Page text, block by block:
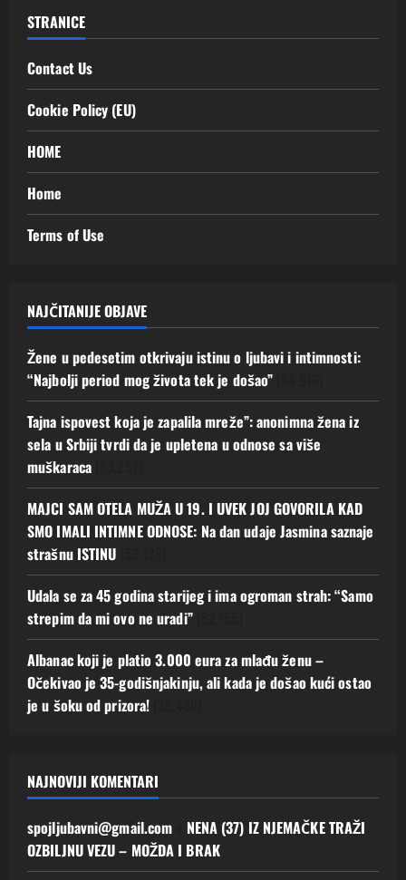
STRANICE
Contact Us
Cookie Policy (EU)
HOME
Home
Terms of Use
NAJČITANIJE OBJAVE
Žene u pedesetim otkrivaju istinu o ljubavi i intimnosti:
“Najbolji period mog života tek je došao”
Tajna ispovest koja je zapalila mreže”: anonimna žena iz
sela u Srbiji tvrdi da je upletena u odnose sa više
muškaraca
MAJCI SAM OTELA MUŽA U 19. I UVEK JOJ GOVORILA KAD
SMO IMALI INTIMNE ODNOSE: Na dan udaje Jasmina saznaje
strašnu ISTINU
Udala se za 45 godina starijeg i ima ogroman strah: “Samo
strepim da mi ovo ne uradi”
Albanac koji je platio 3.000 eura za mlađu ženu –
Očekivao je 35-godišnjakinju, ali kada je došao kući ostao
je u šoku od prizora!
NAJNOVIJI KOMENTARI
spojljubavni@gmail.com
NENA (37) IZ NJEMAČKE TRAŽI
OZBILJNU VEZU – MOŽDA I BRAK